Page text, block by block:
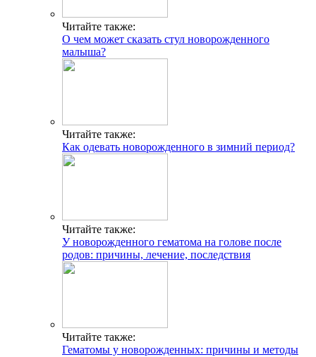
Читайте также:
О чем может сказать стул новорожденного
малыша?
Читайте также:
Как одевать новорожденного в зимний период?
Читайте также:
У новорожденного гематома на голове после
родов: причины, лечение, последствия
Читайте также:
Гематомы у новорожденных: причины и методы